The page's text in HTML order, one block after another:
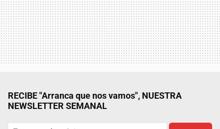
RECIBE "Arranca que nos vamos", NUESTRA
NEWSLETTER SEMANAL